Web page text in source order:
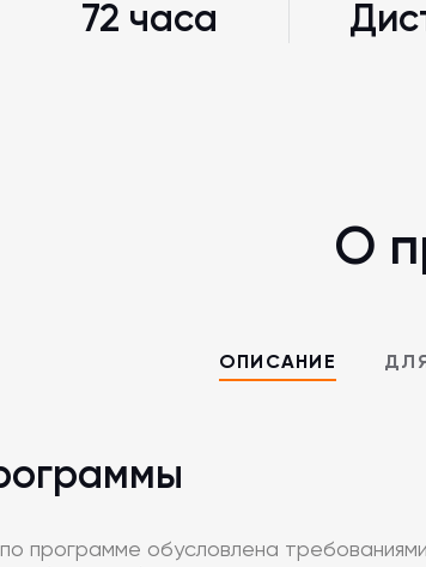
72 часа
О
ОПИСАНИЕ
по программе обусловлена